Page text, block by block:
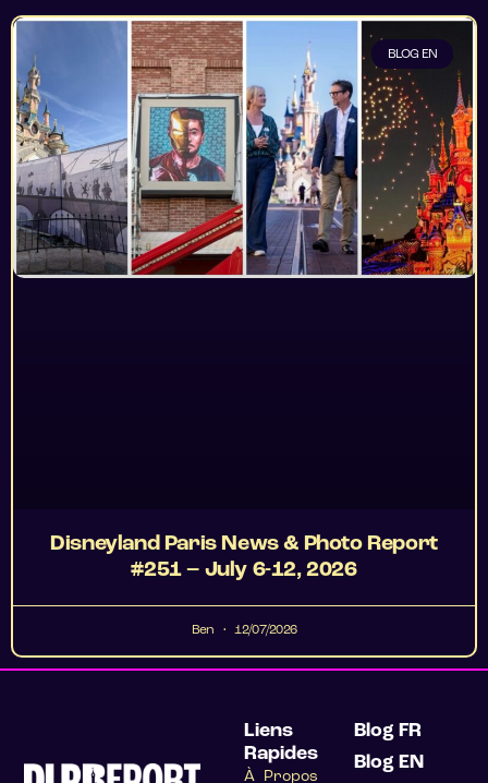
BLOG EN
Disneyland Paris News & Photo Report
#251 – July 6-12, 2026
Ben 12/07/2026
Blog FR
Blog EN
Liens
Rapides
À Propos